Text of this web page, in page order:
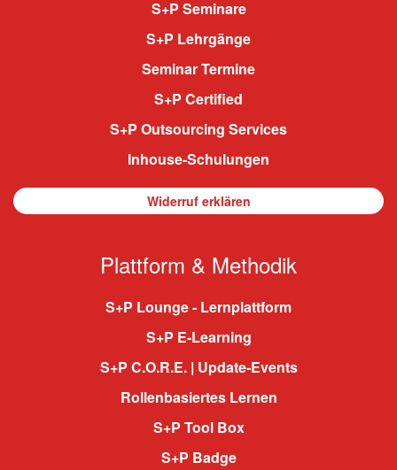
S+P Seminare
S+P Lehrgänge
Seminar Termine
S+P Certified
S+P Outsourcing Services
Inhouse-Schulungen
Widerruf erklären
Plattform & Methodik
S+P Lounge - Lernplattform
S+P E-Learning
S+P C.O.R.E. | Update-Events
Rollenbasiertes Lernen
S+P Tool Box
S+P Badge